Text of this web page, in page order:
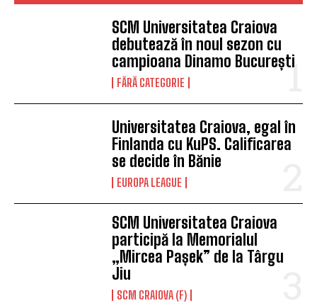
SCM Universitatea Craiova
debutează în noul sezon cu
campioana Dinamo București
FĂRĂ CATEGORIE
Universitatea Craiova, egal în
Finlanda cu KuPS. Calificarea
se decide în Bănie
EUROPA LEAGUE
SCM Universitatea Craiova
participă la Memorialul
„Mircea Pașek” de la Târgu
Jiu
SCM CRAIOVA (F)